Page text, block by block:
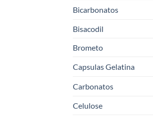
Bicarbonatos
Bisacodil
Brometo
Capsulas Gelatina
Carbonatos
Celulose